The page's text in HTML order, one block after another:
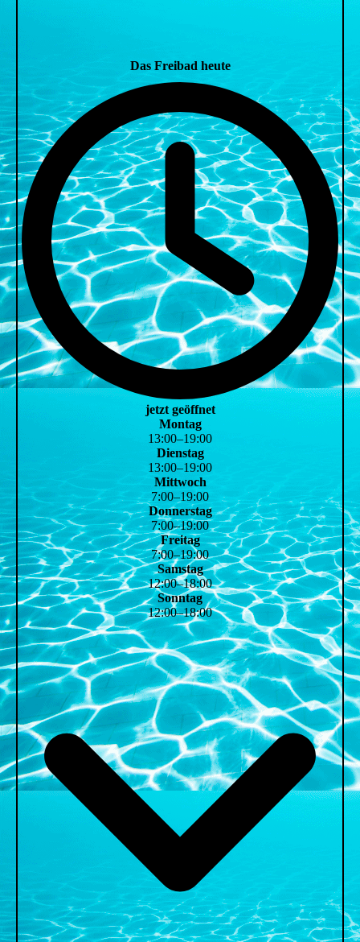
Das Freibad heute
jetzt geöffnet
Montag
13:00–19:00
Dienstag
13:00–19:00
Mittwoch
7:00–19:00
Donnerstag
7:00–19:00
Freitag
7:00–19:00
Samstag
12:00–18:00
Sonntag
12:00–18:00